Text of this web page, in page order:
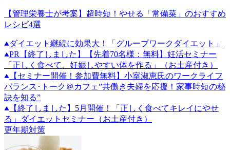
【管理栄養士が考案】超時短！やせる「常備菜」のおすすめ
レシピ4選
ダイエット継続に効果大！「グループワークダイエット」
PR
【終了しました】【先着70名様：無料】妊活セミナー
「正しく食べて、妊娠しやすい体を作る」（お土産付き）
【セミナー開催！参加費無料】小室淑恵氏のワークライフ
バランス･トーク＠カフェ”共働き夫婦を応援！家事時短の秘
訣を知る”
【終了しました】5月開催！「正しく食べてキレイにやせ
る」ダイエットセミナー（お土産付き）
更年期対策